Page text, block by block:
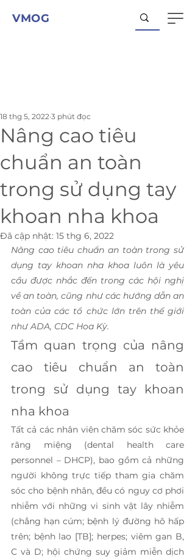
VMOG
Nâng cao tiêu
chuẩn an toàn
trong sử dụng tay
khoan nha khoa
18 thg 5, 2022 3 phút đọc
Đã cập nhật: 15 thg 6, 2022
Nâng cao tiêu chuẩn an toàn trong sử
dụng tay khoan nha khoa luôn là yêu
cầu được nhắc đến trong các hội nghị
về an toàn, cũng như các hướng dẫn an
toàn của các tổ chức lớn trên thế giới
như ADA, CDC Hoa Kỳ.
Tầm quan trọng của nâng
cao tiêu chuẩn an toàn
trong sử dụng tay khoan
nha khoa
Tất cả các nhân viên chăm sóc sức khỏe
răng miệng (dental health care
personnel – DHCP), bao gồm cả những
người không trực tiếp tham gia chăm
sóc cho bệnh nhân, đều có nguy cơ phơi
nhiễm với những vi sinh vật lây nhiễm
(chẳng hạn cúm; bệnh lý đường hô hấp
trên; bệnh lao [TB]; herpes; viêm gan B,
C và D; hội chứng suy giảm miễn dịch